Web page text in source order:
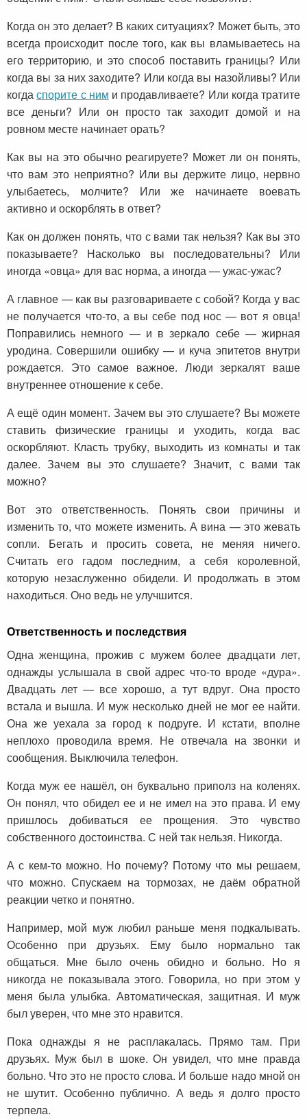
Когда он это делает? В каких ситуациях? Может быть, это
всегда происходит после того, как вы вламываетесь на
его территорию, и это способ поставить границы? Или
когда вы за них заходите? Или когда вы назойливы? Или
когдаспорите с ним и продавливаете? Или когда тратите
все деньги? Или он просто так заходит домой и на
ровном месте начинает орать?
Как вы на это обычно реагируете? Может ли он понять,
что вам это неприятно? Или вы держите лицо, нервно
улыбаетесь, молчите? Или же начинаете воевать
активно и оскорблять в ответ?
Как он должен понять, что с вами так нельзя? Как вы это
показываете? Насколько вы последовательны? Или
иногда «овца» для вас норма, а иногда — ужас-ужас?
А главное — как вы разговариваете с собой? Когда у вас
не получается что-то, а вы себе под нос — вот я овца!
Поправились немного — и в зеркало себе — жирная
уродина. Совершили ошибку — и куча эпитетов внутри
рождается. Это самое важное. Люди зеркалят ваше
внутреннее отношение к себе.
А ещё один момент. Зачем вы это слушаете? Вы можете
ставить физические границы и уходить, когда вас
оскорбляют. Класть трубку, выходить из комнаты и так
далее. Зачем вы это слушаете? Значит, с вами так
можно?
Вот это ответственность. Понять свои причины и
изменить то, что можете изменить. А вина — это жевать
сопли. Бегать и просить совета, не меняя ничего.
Считать его гадом последним, а себя королевной,
которую незаслуженно обидели. И продолжать в этом
находиться. Оно ведь не улучшится.
Ответственность и последствия
Одна женщина, прожив с мужем более двадцати лет,
однажды услышала в свой адрес что-то вроде «дура».
Двадцать лет — все хорошо, а тут вдруг. Она просто
встала и вышла. И муж несколько дней не мог ее найти.
Она же уехала за город к подруге. И кстати, вполне
неплохо проводила время. Не отвечала на звонки и
сообщения. Выключила телефон.
Когда муж ее нашёл, он буквально приполз на коленях.
Он понял, что обидел ее и не имел на это права. И ему
пришлось добиваться ее прощения. Это чувство
собственного достоинства. С ней так нельзя. Никогда.
А с кем-то можно. Но почему? Потому что мы решаем,
что можно. Спускаем на тормозах, не даём обратной
реакции четко и понятно.
Например, мой муж любил раньше меня подкалывать.
Особенно при друзьях. Ему было нормально так
общаться. Мне было очень обидно и больно. Но я
никогда не показывала этого. Говорила, но при этом у
меня была улыбка. Автоматическая, защитная. И муж
был уверен, что мне это нравится.
Пока однажды я не расплакалась. Прямо там. При
друзьях. Муж был в шоке. Он увидел, что мне правда
больно. Что это не просто слова. И больше надо мной он
не шутит. Особенно публично. А ведь я долго просто
терпела.